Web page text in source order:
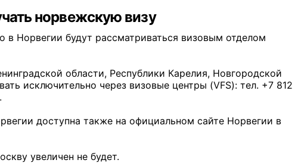
норвежскую визу
в Норвегии будут рассматриваться визовым отделом
области, Республики Карелия, Новгородской
исключительно через визовые центры (VFS): тел. +7 812
доступна также на официальном сайте Норвегии в
увеличен не будет.